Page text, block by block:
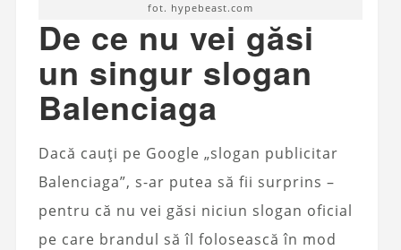
fot. hypebeast.com
De ce nu vei găsi
un singur slogan
Balenciaga
Dacă cauți pe Google „slogan publicitar
Balenciaga”, s-ar putea să fii surprins –
pentru că nu vei găsi niciun slogan oficial
pe care brandul să îl folosească în mod